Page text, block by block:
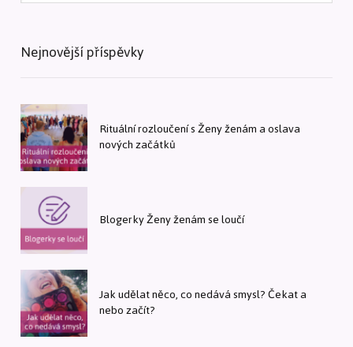
Nejnovější příspěvky
Rituální rozloučení s Ženy ženám a oslava
nových začátků
Blogerky Ženy ženám se loučí
Jak udělat něco, co nedává smysl? Čekat a
nebo začít?